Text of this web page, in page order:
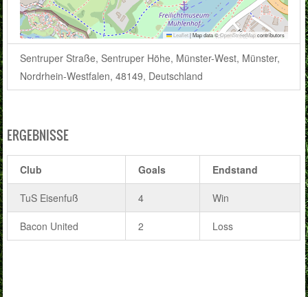
Leaflet|Map data ©OpenStreetMapcontributors
Sentruper Straße, Sentruper Höhe, Münster-West, Münster,
Nordrhein-Westfalen, 48149, Deutschland
ERGEBNISSE
Club Goals Endstand
TuS Eisenfuß 4 Win
Bacon United 2 Loss